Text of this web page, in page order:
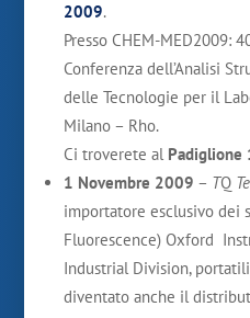
2009.
Presso CHEM-MED2009:
Conferenza dell’Analisi
delle Tecnologie per il
Milano – Rho.
Ci troverete al Padiglione
1 Novembre 2009 – TQ
importatore esclusivo dei
Fluorescence) Oxford
Industrial Division,
diventato anche il